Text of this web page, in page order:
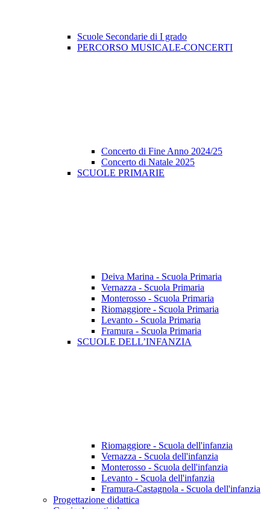
Scuole Secondarie di I grado
PERCORSO MUSICALE-CONCERTI
Concerto di Fine Anno 2024/25
Concerto di Natale 2025
SCUOLE PRIMARIE
Deiva Marina - Scuola Primaria
Vernazza - Scuola Primaria
Monterosso - Scuola Primaria
Riomaggiore - Scuola Primaria
Levanto - Scuola Primaria
Framura - Scuola Primaria
SCUOLE DELL’INFANZIA
Riomaggiore - Scuola dell'infanzia
Vernazza - Scuola dell'infanzia
Monterosso - Scuola dell'infanzia
Levanto - Scuola dell'infanzia
Framura-Castagnola - Scuola dell'infanzia
Progettazione didattica